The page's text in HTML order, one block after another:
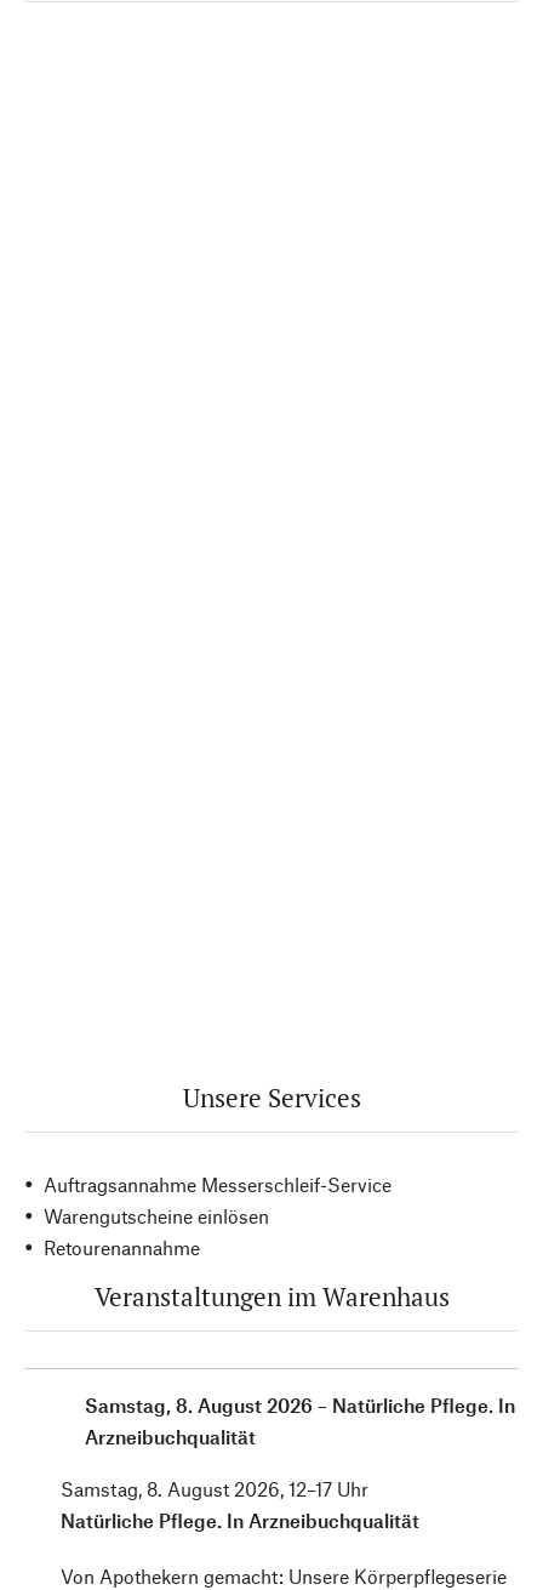
Unsere Services
Auftragsannahme Messerschleif-Service
Warengutscheine einlösen
Retourenannahme
Veranstaltungen im Warenhaus
Samstag, 8. August 2026 – Natürliche Pflege. In
Arzneibuchqualität
Samstag, 8. August 2026, 12–17 Uhr
Natürliche Pflege. In Arzneibuchqualität
Von Apothekern gemacht: Unsere Körperpflegeserie